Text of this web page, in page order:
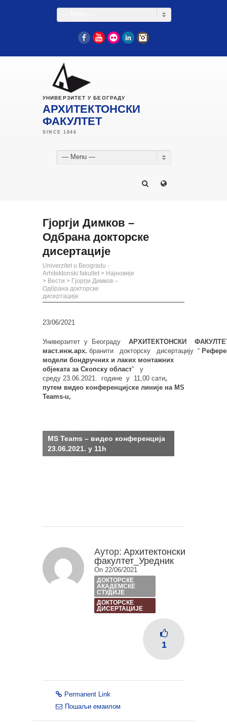
FacebookYouTube
Flickr LinkedIn
УНИВЕРЗИТЕТ У БЕОГРАДУ
АРХИТЕКТОНСКИ
ФАКУЛТЕТ
— Menu —
Гјоргjи Димков –
Одбрана докторске
дисертације
Univerzitet u Beogradu -
Arhitektonski fakultet > Најновије
> Вести > Гјоргjи Димков –
Одбрана докторске
дисертације
23/06/2021
Универзитет у Београду АРХИТЕКТОНСКИ
маст.инж.арх. бранити докторску дисертацију “
модели бондручних и лаких монтажних
објеката за Скопску област” у
среду 23.06.2021. године у 11,00 сати,
путем видео конференцијске линије на MS
Teams-u,
MS Teams – видео конференција
23.06.2021. у 11h
Аутор: Архитектонски
факултет_Уредник
On 22/06/2021
ДОКТОРСКЕ
АКАДЕМСКЕ
СТУДИЈЕ
ДОКТОРСКЕ
ДИСЕРТАЦИЈЕ
1
Permanent Link
Пошаљи емаилом